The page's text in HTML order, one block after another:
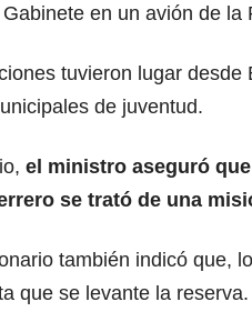
en un avión de la
tuvieron lugar
de juventud.
el ministro aseguró
se trató de una
también indicó que,
que se levante la reserva.